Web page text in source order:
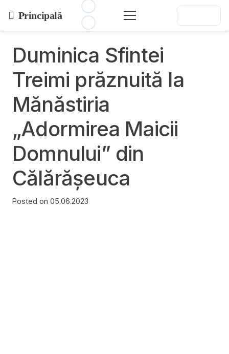
Principală
Duminica Sfintei
Treimi prăznuită la
Mănăstiria
„Adormirea Maicii
Domnului” din
Călărășeuca
Posted on 05.06.2023